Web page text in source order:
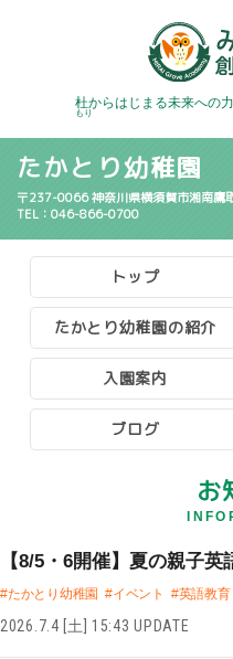
杜
もり
からはじまる未来への力
たかとり幼稚園
〒237-0066 神奈川県横須賀市湘南鷹
TEL：046-866-0700
トップ
たかとり幼稚園の紹介
入園案内
ブログ
お
【8/5・6開催】夏の親子
#たかとり幼稚園 #イベント #英語教育
2026.7.4 [土] 15:43 UPDATE